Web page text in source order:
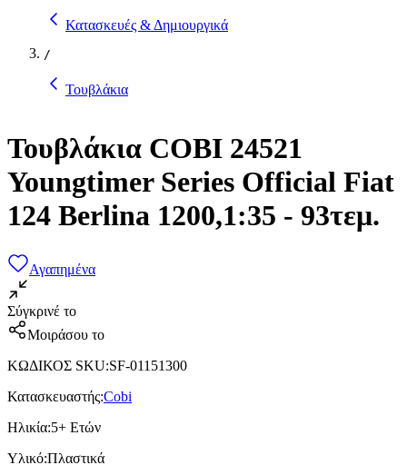
Κατασκευές & Δημιουργικά
/
Τουβλάκια
Τουβλάκια COBI 24521
Youngtimer Series Official Fiat
124 Berlina 1200,1:35 - 93τεμ.
Αγαπημένα
Σύγκρινέ το
Μοιράσου το
ΚΩΔΙΚΟΣ SKU:SF-01151300
Κατασκευαστής:Cobi
Ηλικία:5+ Ετών
Υλικό:Πλαστικά